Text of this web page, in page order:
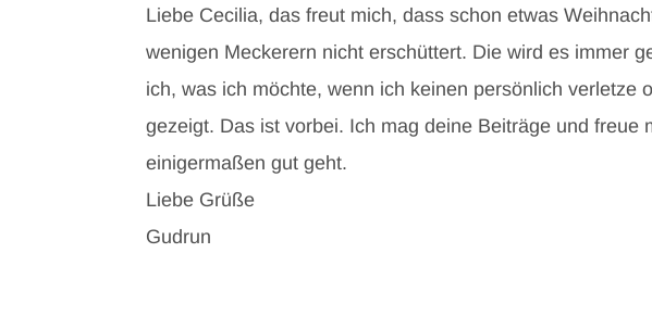
Liebe Cecilia, das freut mich, dass schon etwas
wenigen Meckerern nicht erschüttert. Die wird es immer
ich, was ich möchte, wenn ich keinen persönlich
gezeigt. Das ist vorbei. Ich mag deine Beiträge und
einigermaßen gut geht.
Liebe Grüße
Gudrun